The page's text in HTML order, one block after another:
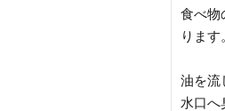
食べ物
ります
油を流
水口へ